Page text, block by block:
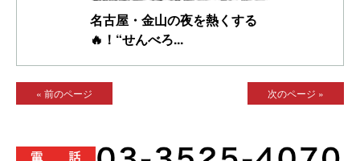
名古屋・金山の夜を熱くする
🔥！“せんべろ...
« 前のページ 次のページ »